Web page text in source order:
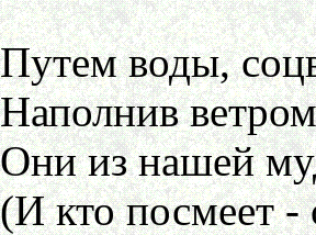
Путем воды,
Наполнив
Они из нашей
(И кто посмеет -